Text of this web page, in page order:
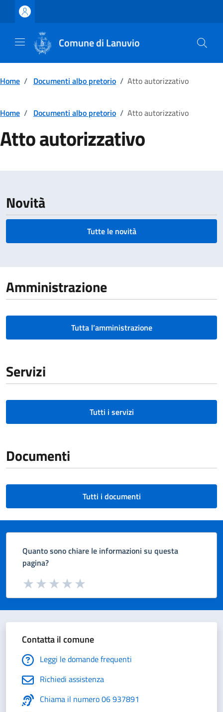
Vai ai contenuti
Vai al footer
Comune di Lanuvio
Home / Documenti albo pretorio / Atto autorizzativo
Home / Documenti albo pretorio / Atto autorizzativo
Atto autorizzativo
Dettagli della notizia
Novità
Tutte le novità
Amministrazione
Tutta l’amministrazione
Servizi
Tutti i servizi
Documenti
Tutti i documenti
Quanto sono chiare le informazioni su questa
pagina?
Valuta da 1 a 5 stelle la pagina
Valuta 5 stelle su 5
Valuta 4 stelle su 5
Valuta 3 stelle su 5
Valuta 2 stelle su 5
Valuta 1 stelle su 5
Contatta il comune
Leggi le domande frequenti
Richiedi assistenza
Chiama il numero 06 937891